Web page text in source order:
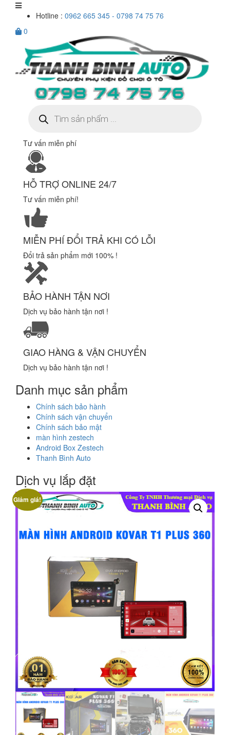
Hotline : 0962 665 345 - 0798 74 75 76
0
kiếm
sản
Tư vấn miễn phí
HỖ TRỢ ONLINE 24/7
Tư vấn miễn phí!
MIỄN PHÍ ĐỔI TRẢ KHI CÓ LỖI
Đổi trả sản phẩm mới 100% !
BẢO HÀNH TẬN NƠI
Dịch vụ bảo hành tận nơi !
GIAO HÀNG & VẬN CHUYỂN
Dịch vụ bảo hành tận nơi !
Danh mục sản phẩm
Chính sách bảo hành
Chính sách vận chuyển
Chính sách bảo mật
màn hình zestech
Android Box Zestech
Thanh Bình Auto
Dịch vụ lắp đặt
Giảm giá!